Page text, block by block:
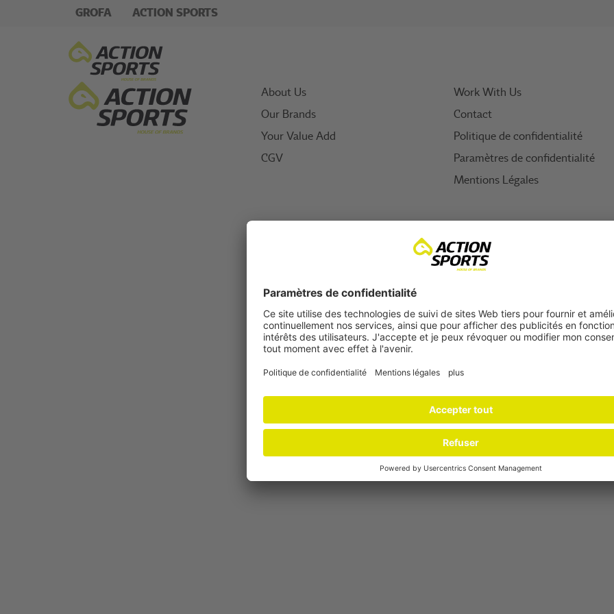
GROFA ACTION SPORTS
About Us
Our Brands
Your Value Add
CGV
Work With Us
Contact
Politique de confidentialité
Paramètres de confidentialité
Mentions Légales